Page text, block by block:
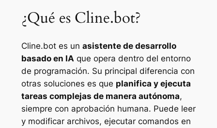
¿Qué es Cline.bot?
Cline.bot es un asistente de desarrollo
basado en IA que opera dentro del entorno
de programación. Su principal diferencia con
otras soluciones es que planifica y ejecuta
tareas complejas de manera autónoma,
siempre con aprobación humana. Puede leer
y modificar archivos, ejecutar comandos en